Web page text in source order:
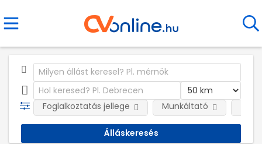
Foglalkoztatás jellege Munkáltató